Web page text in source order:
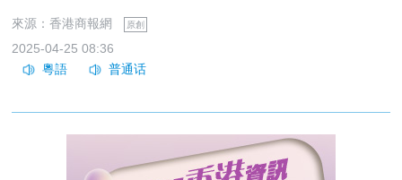
來源：香港商報網 原創
2025-04-25 08:36